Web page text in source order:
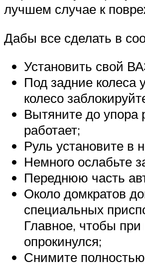
лучшем случае к
Дабы все сделать в
Установить свой
Под задние колеса
колесо
Вытяните до упора
работает;
Руль установите в
Немного ослабьте
Переднюю часть
Около домкратов
специальных
Главное, чтобы при
опрокинулся;
Снимите